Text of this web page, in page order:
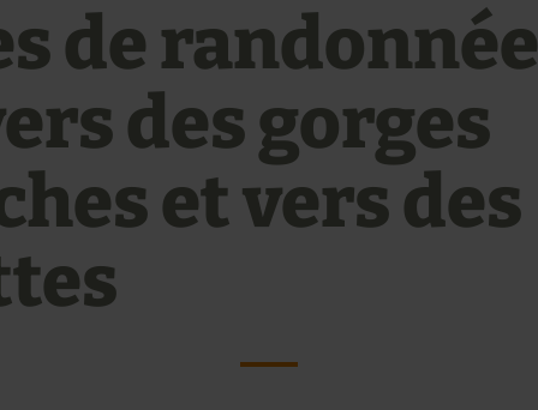
de
des gorges
et vers des